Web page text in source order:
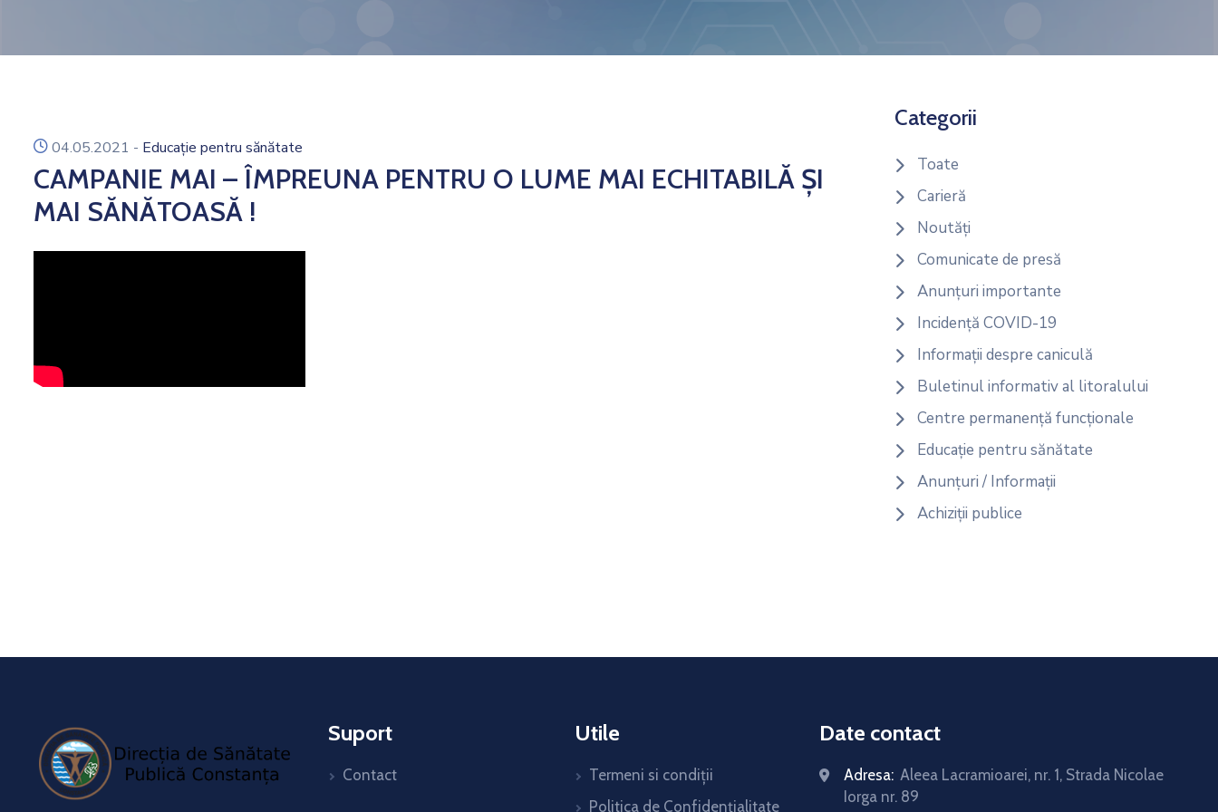
icon
04.05.2021 - Educație pentru sănătate
CAMPANIE MAI – ÎMPREUNA PENTRU O LUME MAI ECHITABILĂ ȘI
MAI SĂNĂTOASĂ !
Categorii
Toate
Carieră
Noutăți
Comunicate de presă
Anunțuri importante
Incidență COVID-19
Informații despre caniculă
Buletinul informativ al litoralului
Centre permanență funcționale
Educație pentru sănătate
Anunțuri / Informații
Achiziții publice
Suport
Contact
Utile
Termeni si condiții
Politica de Confidențialitate
Date contact
Adresa: Aleea Lacramioarei, nr. 1, Strada Nicolae
Iorga nr. 89